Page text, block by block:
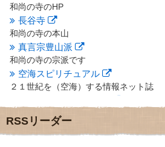
2012年7月(10)
2012年6月
2012年5月(16)
2012年4月 (16)
2012年3月(17)
2012年2月(20)
2012年1月(25)
2011年11月(28)
2011年10月(31)
2011年9月(24)
和尚の寺のHP
長谷寺
和尚の寺の本山
真言宗豊山派
和尚の寺の宗派です
空海スピリチュアル
２１世紀を（空海）する情報ネット誌
地域のライターさんです
小豆島 圓満寺
RSSリーダー